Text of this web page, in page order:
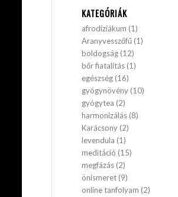
KATEGÓRIÁK
afrodiziákum (1)
Aranyvesszőfű (1)
boldogság (12)
bőr fiatalítás (1)
egészség (16)
gyógynövény (10)
gyógytea (2)
harmonizálás (8)
Karácsony (2)
levendula (1)
meditáció (15)
megfázás (2)
önismeret (9)
online tanfolyam (2)